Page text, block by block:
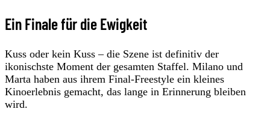
Ein Finale für die Ewigkeit
Kuss oder kein Kuss – die Szene ist definitiv der
ikonischste Moment der gesamten Staffel. Milano und
Marta haben aus ihrem Final-Freestyle ein kleines
Kinoerlebnis gemacht, das lange in Erinnerung bleiben
wird.